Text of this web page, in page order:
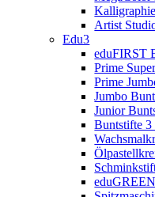
Kalligraphie
Artist
Edu3
eduFIRST
Prime
Prime
Jumbo
Junior
Buntstifte 3
eduGREEN